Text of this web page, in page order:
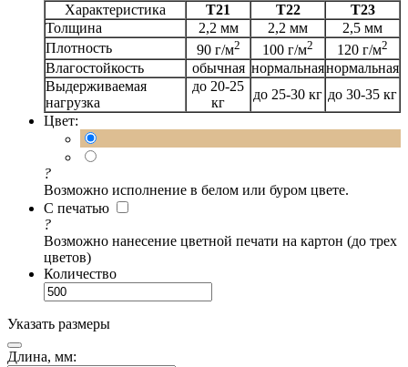
Характеристика
Т21 Т22
Т23
Толщина
2,2 мм 2,2 мм
2,5 мм
Плотность
90 г/м2 100 г/м2 120 г/м2
Влагостойкость обычная нормальнаянормальная
Выдерживаемая
нагрузка
до 20-25
кг
до 25-30 кг до 30-35 кг
Цвет:
?
Возможно исполнение в белом или буром цвете.
С печатью
?
Возможно нанесение цветной печати на картон (до трех
цветов)
Количество
Указать размеры
Длина, мм: